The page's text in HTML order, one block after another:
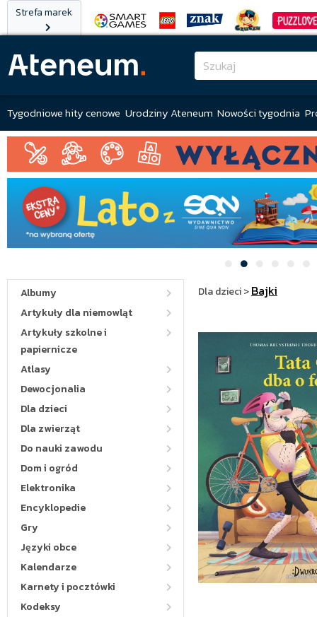
Strefa marek
Tygodniowe hity cenowe Urodziny Ateneum Nowości tygodnia
Albumy
Artykuły dla niemowląt
Artykuły szkolne i
papiernicze
Atlasy
Dewocjonalia
Dla dzieci
Dla zwierząt
Do nauki zawodu
Dom i ogród
Elektronika
Encyklopedie
Gry
Języki obce
Kalendarze
Karnety i pocztówki
Kodeksy
Dla dzieci>Bajki